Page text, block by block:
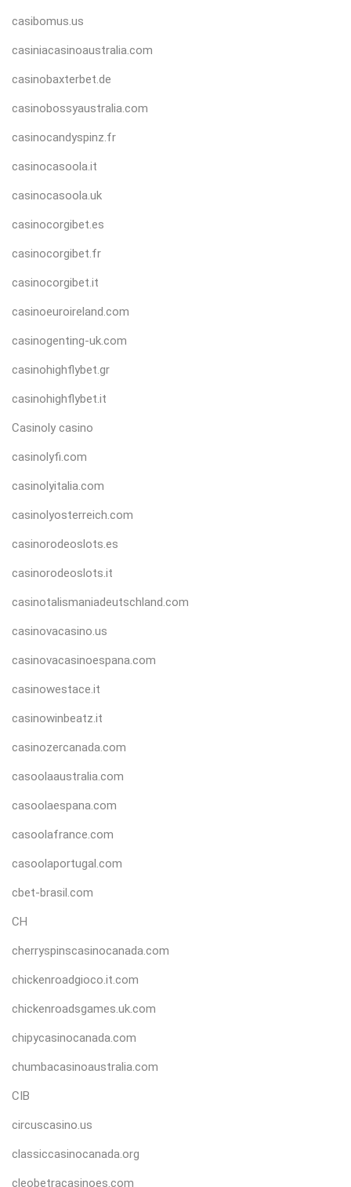
casibomus.us
casiniacasinoaustralia.com
casinobaxterbet.de
casinobossyaustralia.com
casinocandyspinz.fr
casinocasoola.it
casinocasoola.uk
casinocorgibet.es
casinocorgibet.fr
casinocorgibet.it
casinoeuroireland.com
casinogenting-uk.com
casinohighflybet.gr
casinohighflybet.it
Casinoly casino
casinolyfi.com
casinolyitalia.com
casinolyosterreich.com
casinorodeoslots.es
casinorodeoslots.it
casinotalismaniadeutschland.com
casinovacasino.us
casinovacasinoespana.com
casinowestace.it
casinowinbeatz.it
casinozercanada.com
casoolaaustralia.com
casoolaespana.com
casoolafrance.com
casoolaportugal.com
cbet-brasil.com
CH
cherryspinscasinocanada.com
chickenroadgioco.it.com
chickenroadsgames.uk.com
chipycasinocanada.com
chumbacasinoaustralia.com
CIB
circuscasino.us
classiccasinocanada.org
cleobetracasinoes.com